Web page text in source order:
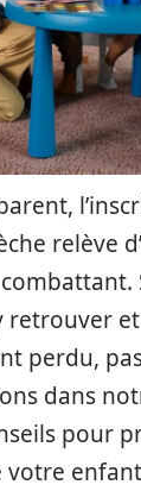
relève
retrouver
perdu,
dans
pour
votre